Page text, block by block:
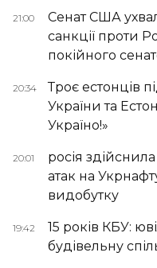
21:00
Сенат США
санкції проти
покійного
20:34
Троє естонців
України та
Україно!»
20:01
росія
атак на
видобутку
19:42
15 років КБУ:
будівельну